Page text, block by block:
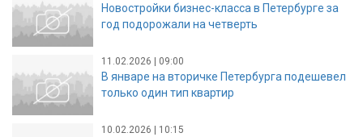
Новостройки бизнес-класса в Петербурге за
год подорожали на четверть
11.02.2026 | 09:00
В январе на вторичке Петербурга подешевел
только один тип квартир
10.02.2026 | 10:15